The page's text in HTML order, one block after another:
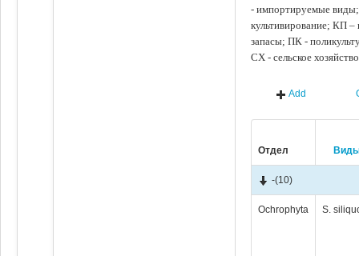
- импортируемые
культивирование; КП
запасы; ПК -
СХ - сельское
Add
Отдел
-(10)
Ochrophyta S.